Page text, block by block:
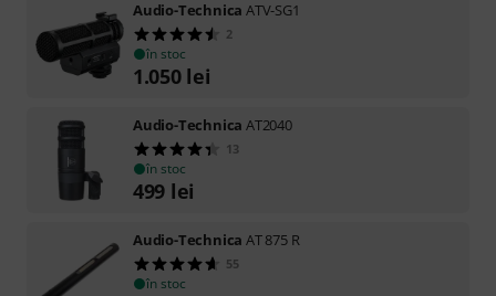
Audio-Technica ATV-SG1
2
în stoc
1.050 lei
Audio-Technica AT2040
13
în stoc
499 lei
Audio-Technica AT 875 R
55
în stoc